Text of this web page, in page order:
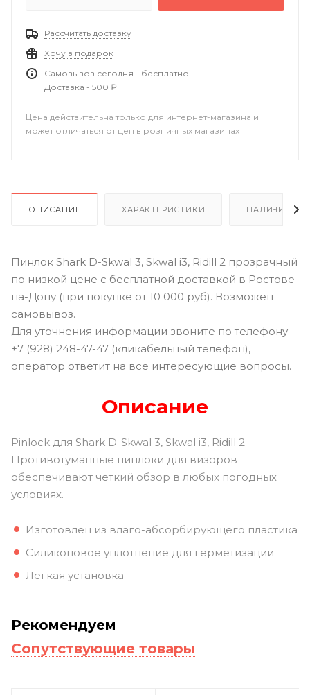
Рассчитать доставку
Хочу в подарок
Самовывоз сегодня - бесплатно
Доставка - 500 ₽
Цена действительна только для интернет-магазина и
может отличаться от цен в розничных магазинах
ОПИСАНИЕ ХАРАКТЕРИСТИКИ НАЛИЧИЕ В
Пинлок Shark D-Skwal 3, Skwal i3, Ridill 2 прозрачный
по низкой цене с бесплатной доставкой в Ростове-
на-Дону (при покупке от 10 000 руб). Возможен
самовывоз.
Для уточнения информации звоните по телефону
+7 (928) 248-47-47 (кликабельный телефон),
оператор ответит на все интересующие вопросы.
Описание
Pinlock для Shark D-Skwal 3, Skwal i3, Ridill 2
Противотуманные пинлоки для визоров
обеспечивают четкий обзор в любых погодных
условиях.
Изготовлен из влаго-абсорбирующего пластика
Силиконовое уплотнение для герметизации
Лёгкая установка
Рекомендуем
Сопутствующие товары